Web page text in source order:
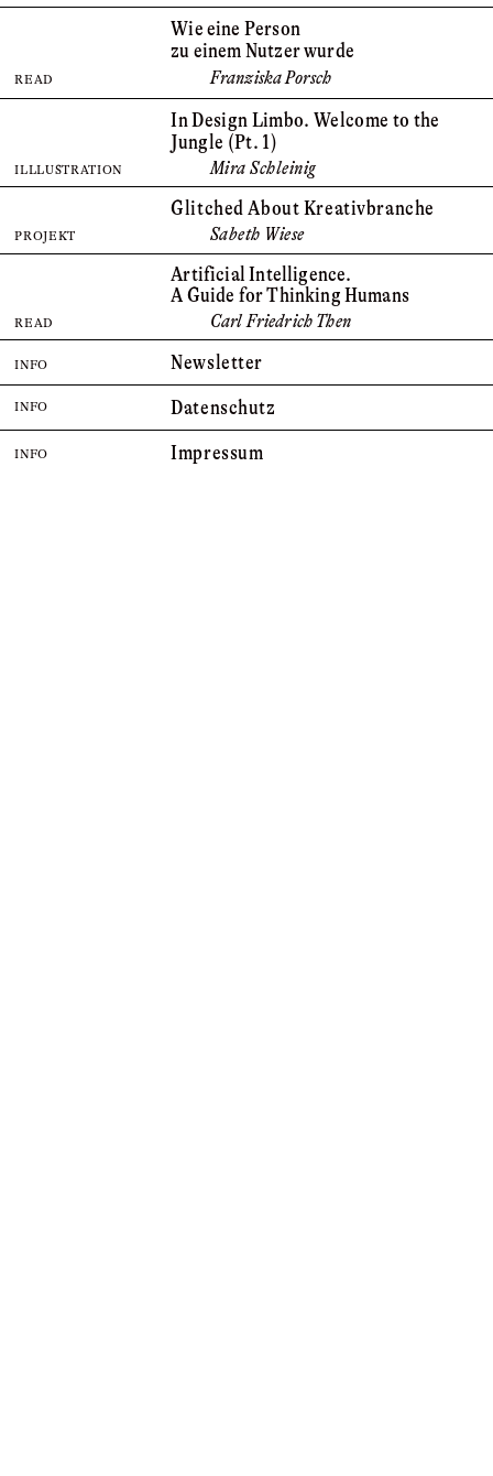
Wie eine Person
zu einem Nutzer wurde
READ Franziska Porsch
In Design Limbo. Welcome to the
Jungle (Pt. 1)
ILLLUSTRATION Mira Schleinig
Glitched About Kreativbranche
PROJEKT Sabeth Wiese
Artificial Intelligence. ­
A Guide for Thinking Humans
READ Carl Friedrich Then
INFO Newsletter
INFO Datenschutz
INFO Impressum